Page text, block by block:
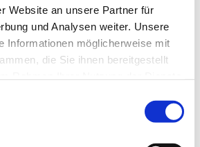
Website an unsere Partner für
und Analysen weiter. Unsere
Informationen möglicherweise mit
die Sie ihnen bereitgestellt
for more